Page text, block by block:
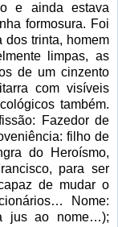
e ainda estava
formosura. Foi
dos trinta, homem
limpas, as
de um cinzento
com visíveis
também.
Fazedor de
filho de
do Heroísmo,
para ser
de mudar o
Nome:
jus ao nome…);